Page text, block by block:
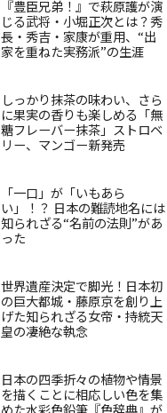
『豊臣兄弟！』で萩原護が演
じる武将・小堀正次とは？秀
長・秀吉・家康が重用、“出
家を重ねた実務派”の生涯
しっかり抹茶の味わい、さら
に果実の香りも楽しめる「無
糖フレーバー抹茶」ストロベ
リー、マンゴー新発売
「一口」が「いもあら
い」！？ 日本の難読地名には
知られざる“名前の法則”があ
った
世界遺産決定で脚光！日本初
の巨大都城・藤原京を創り上
げた知られざる女帝・持統天
皇の凄絶な執念
日本の四季折々の植物や情景
を描くことに相応しい色を集
めた水彩色鉛筆『色辞典』が